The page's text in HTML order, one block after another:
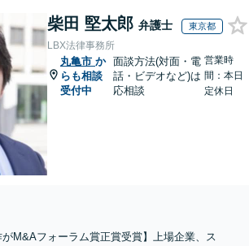
柴田 堅太郎 弁護士 東京都
LBX法律事務所
丸亀市 か
らも相談
受付中
面談方法(対面・電
話・ビデオなど)は
応相談
営業時
間：本日
定休日
がM&Aフォーラム賞正賞受賞】上場企業、ス